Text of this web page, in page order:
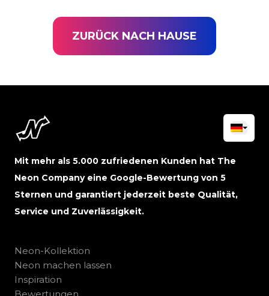
ZURÜCK NACH HAUSE
Mit mehr als 5.000 zufriedenen Kunden hat The
Neon Company eine Google-Bewertung von 5
Sternen und garantiert jederzeit beste Qualität,
Service und Zuverlässigkeit.
Neon-Kollektion
Neon machen lassen
Inspiration